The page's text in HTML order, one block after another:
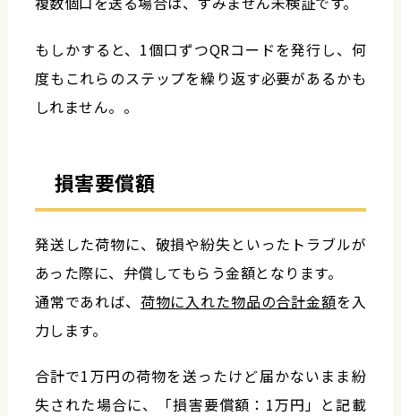
もしかすると、1個口ずつQRコードを発行し、何
度もこれらのステップを繰り返す必要があるかも
しれません。。
損害要償額
発送した荷物に、破損や紛失といったトラブルが
あった際に、弁償してもらう金額となります。
通常であれば、 荷物に入れた物品の合計金額を入
力します。
合計で1万円の荷物を送ったけど届かないまま紛
失された場合に、「損害要償額：1万円」と記載